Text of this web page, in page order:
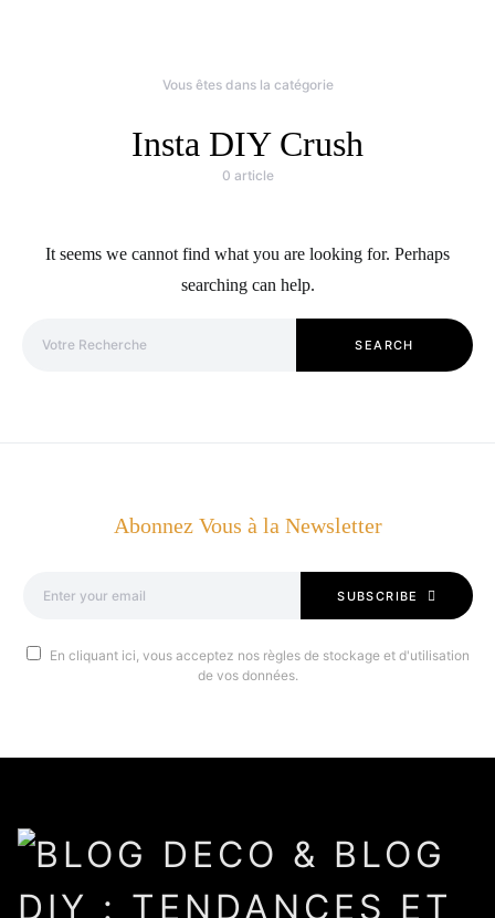
Vous êtes dans la catégorie
Insta DIY Crush
0 article
It seems we cannot find what you are looking for. Perhaps
searching can help.
SEARCH
Abonnez Vous à la Newsletter
SUBSCRIBE
En cliquant ici, vous acceptez nos règles de stockage et d'utilisation
de vos données.